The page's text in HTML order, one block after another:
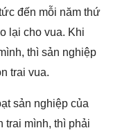
đến mỗi năm thứ
lại cho vua. Khi
thì sản nghiệp
trai vua.
sản nghiệp của
trai mình, thì phải